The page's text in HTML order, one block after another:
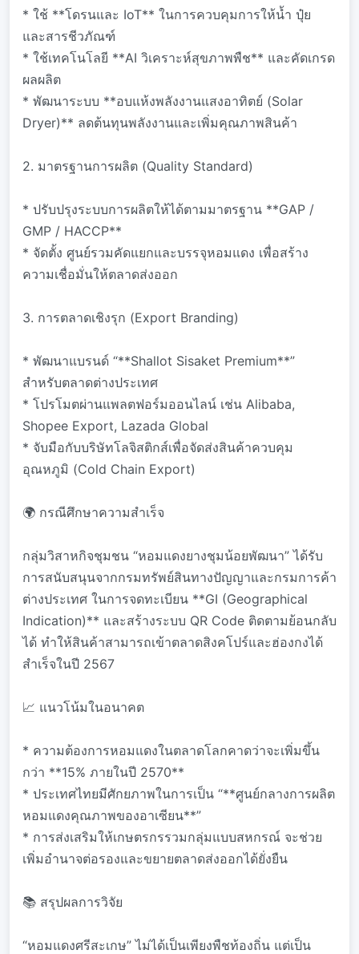
* ใช้ **โดรนและ IoT** ในการควบคุมการให้น้ำ ปุ๋ย
และสารชีวภัณฑ์
* ใช้เทคโนโลยี **AI วิเคราะห์สุขภาพพืช** และคัดเกรด
ผลผลิต
* พัฒนาระบบ **อบแห้งพลังงานแสงอาทิตย์ (Solar
Dryer)** ลดต้นทุนพลังงานและเพิ่มคุณภาพสินค้า
2. มาตรฐานการผลิต (Quality Standard)
* ปรับปรุงระบบการผลิตให้ได้ตามมาตรฐาน **GAP /
GMP / HACCP**
* จัดตั้ง ศูนย์รวมคัดแยกและบรรจุหอมแดง เพื่อสร้าง
ความเชื่อมั่นให้ตลาดส่งออก
3. การตลาดเชิงรุก (Export Branding)
* พัฒนาแบรนด์ “**Shallot Sisaket Premium**”
สำหรับตลาดต่างประเทศ
* โปรโมตผ่านแพลตฟอร์มออนไลน์ เช่น Alibaba,
Shopee Export, Lazada Global
* จับมือกับบริษัทโลจิสติกส์เพื่อจัดส่งสินค้าควบคุม
อุณหภูมิ (Cold Chain Export)
🌍 กรณีศึกษาความสำเร็จ
กลุ่มวิสาหกิจชุมชน “หอมแดงยางชุมน้อยพัฒนา” ได้รับ
การสนับสนุนจากกรมทรัพย์สินทางปัญญาและกรมการค้า
ต่างประเทศ ในการจดทะเบียน **GI (Geographical
Indication)** และสร้างระบบ QR Code ติดตามย้อนกลับ
ได้ ทำให้สินค้าสามารถเข้าตลาดสิงคโปร์และฮ่องกงได้
สำเร็จในปี 2567
📈 แนวโน้มในอนาคต
* ความต้องการหอมแดงในตลาดโลกคาดว่าจะเพิ่มขึ้น
กว่า **15% ภายในปี 2570**
* ประเทศไทยมีศักยภาพในการเป็น “**ศูนย์กลางการผลิต
หอมแดงคุณภาพของอาเซียน**”
* การส่งเสริมให้เกษตรกรรวมกลุ่มแบบสหกรณ์ จะช่วย
เพิ่มอำนาจต่อรองและขยายตลาดส่งออกได้ยั่งยืน
📚 สรุปผลการวิจัย
“หอมแดงศรีสะเกษ” ไม่ได้เป็นเพียงพืชท้องถิ่น แต่เป็น